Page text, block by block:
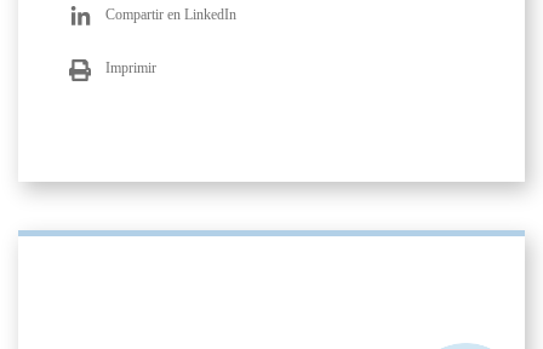
Compartir en LinkedIn
Imprimir